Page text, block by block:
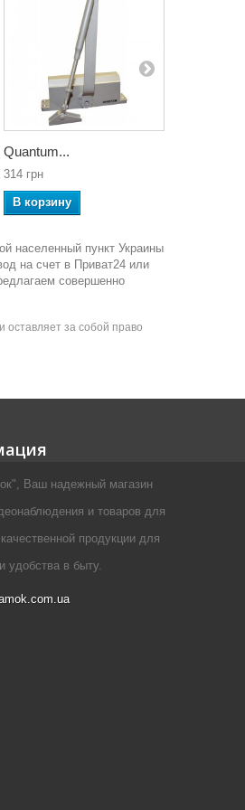
Quantum...
314 грн
В корзину
населенный пункт Украины
на счет в Приват24 или
совершенно
оставляет за собой право
Ваш надежный магазин
и товаров для
продукции для
удобства в быту.